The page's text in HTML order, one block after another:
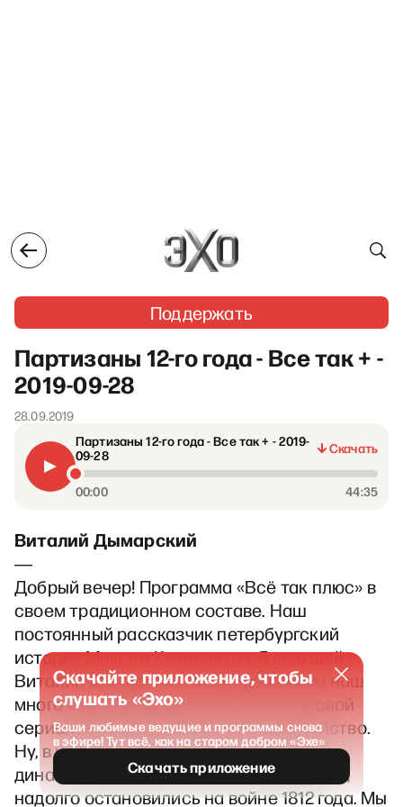
Поддержать
Партизаны 12-го года - Все так + -
2019-09-28
28.09.2019
Партизаны 12-го года - Все так + - 2019-
09-28
Скачать
00:00 44:35
Виталий Дымарский
―
Добрый вечер! Программа «Всё так плюс» в
своем традиционном составе. Наш
постоянный рассказчик петербургский
историк Максим Кузахметов. Я ведущий
Виталий Дымарский. Мы продолжаем наш
много-многопрограммный, многочасовой
сериал про… Хотел сказать про семейство.
Ну, в какой-то мере это так и есть. Про
династию Романовых. Мы остановились,
надолго остановились на войне 1812 года. Мы
Скачайте приложение, чтобы
слушать «Эхо»
Ваши любимые ведущие и программы снова
в эфире! Тут всё, как на старом добром «Эхе»
Скачать приложение